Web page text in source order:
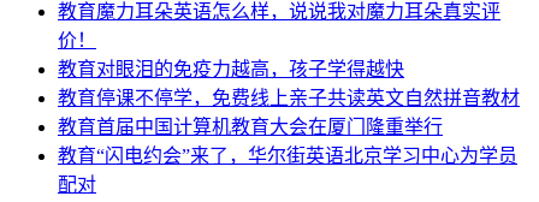
教育魔力耳朵英语怎么样，说说我对魔力耳朵真实评
价！
教育对眼泪的免疫力越高，孩子学得越快
教育停课不停学，免费线上亲子共读英文自然拼音教材
教育首届中国计算机教育大会在厦门隆重举行
教育“闪电约会”来了，华尔街英语北京学习中心为学员
配对